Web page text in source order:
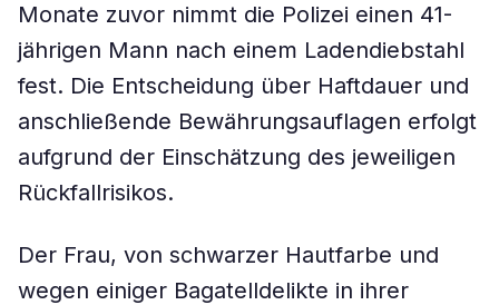
Monate zuvor nimmt die Polizei einen 41-
jährigen Mann nach einem Ladendiebstahl
fest. Die Entscheidung über Haftdauer und
anschließende Bewährungsauflagen erfolgt
aufgrund der Einschätzung des jeweiligen
Rückfallrisikos.
Der Frau, von schwarzer Hautfarbe und
wegen einiger Bagatelldelikte in ihrer